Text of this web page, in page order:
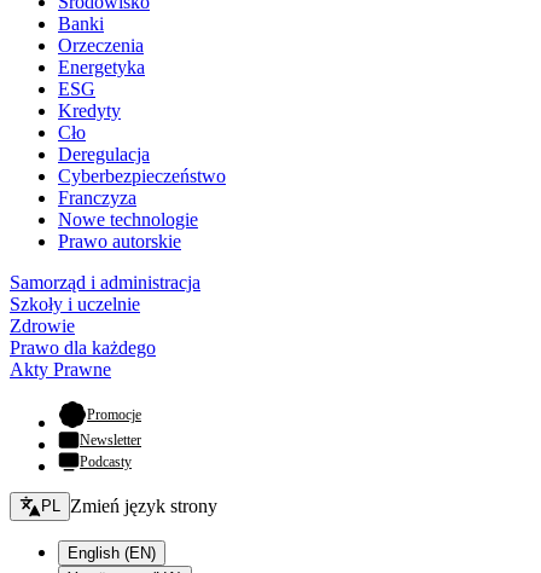
Banki
Orzeczenia
Energetyka
ESG
Kredyty
Cło
Deregulacja
Cyberbezpieczeństwo
Franczyza
Nowe technologie
Prawo autorskie
Samorząd i administracja
Szkoły i uczelnie
Zdrowie
Prawo dla każdego
Akty Prawne
Promocje- otwiera się w nowej karcie
Newsletter
Podcasty
Zmień język - bieżący:
PL Zmień język strony
English (EN)